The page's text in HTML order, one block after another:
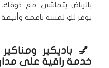
بالرياض يتماشى مع ذوقك،
يوفر لكِ لمسة ناعمة
💅 باديكير
خدمة راقية على